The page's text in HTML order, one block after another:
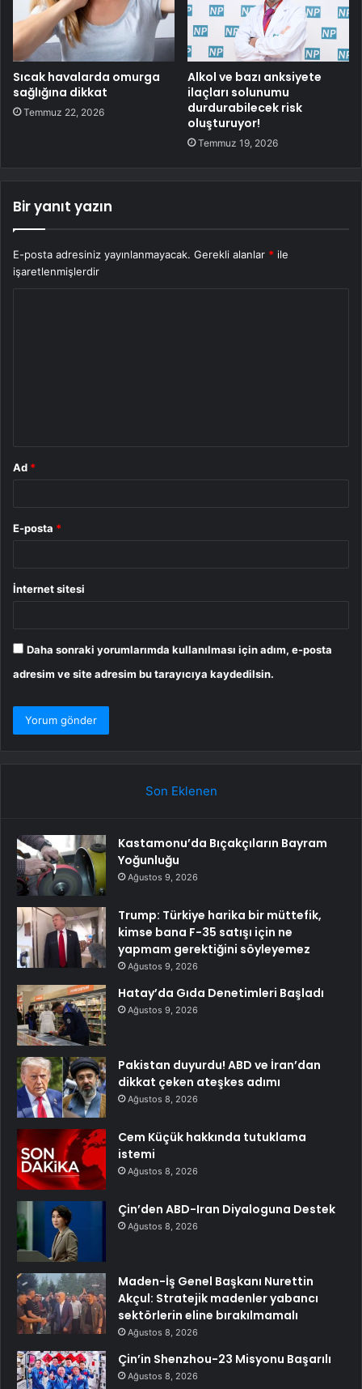
Sıcak havalarda omurga
sağlığına dikkat
Temmuz 22, 2026
Alkol ve bazı anksiyete
ilaçları solunumu
durdurabilecek risk
oluşturuyor!
Temmuz 19, 2026
Bir yanıt yazın
E-posta adresiniz yayınlanmayacak. Gerekli alanlar * ile
işaretlenmişlerdir
Ad *
E-posta *
İnternet sitesi
Daha sonraki yorumlarımda kullanılması için adım, e-posta
adresim ve site adresim bu tarayıcıya kaydedilsin.
Son Eklenen
Kastamonu’da Bıçakçıların Bayram
Yoğunluğu
Ağustos 9, 2026
Trump: Türkiye harika bir müttefik,
kimse bana F-35 satışı için ne
yapmam gerektiğini söyleyemez
Ağustos 9, 2026
Hatay’da Gıda Denetimleri Başladı
Ağustos 9, 2026
Pakistan duyurdu! ABD ve İran’dan
dikkat çeken ateşkes adımı
Ağustos 8, 2026
Cem Küçük hakkında tutuklama
istemi
Ağustos 8, 2026
Çin’den ABD-Iran Diyaloguna Destek
Ağustos 8, 2026
Maden-İş Genel Başkanı Nurettin
Akçul: Stratejik madenler yabancı
sektörlerin eline bırakılmamalı
Ağustos 8, 2026
Çin’in Shenzhou-23 Misyonu Başarılı
Ağustos 8, 2026